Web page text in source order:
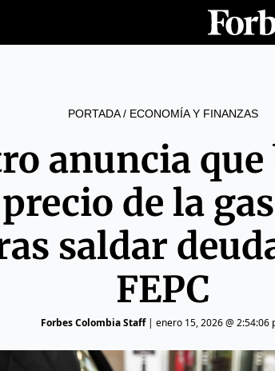
PORTADA/ ECONOMÍA Y FINANZAS
anuncia que
de la
saldar
FEPC
Forbes Colombia Staff| enero 15, 2026 @ 2:54:06